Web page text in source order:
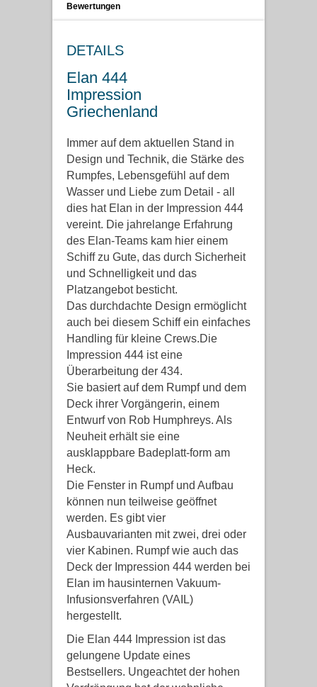
Bewertungen
DETAILS
Elan 444
Impression
Griechenland
Immer auf dem aktuellen Stand in
Design und Technik, die Stärke des
Rumpfes, Lebensgefühl auf dem
Wasser und Liebe zum Detail - all
dies hat Elan in der Impression 444
vereint. Die jahrelange Erfahrung
des Elan-Teams kam hier einem
Schiff zu Gute, das durch Sicherheit
und Schnelligkeit und das
Platzangebot besticht.
Das durchdachte Design ermöglicht
auch bei diesem Schiff ein einfaches
Handling für kleine Crews.Die
Impression 444 ist eine
Überarbeitung der 434.
Sie basiert auf dem Rumpf und dem
Deck ihrer Vorgängerin, einem
Entwurf von Rob Humphreys. Als
Neuheit erhält sie eine
ausklappbare Badeplatt-form am
Heck.
Die Fenster in Rumpf und Aufbau
können nun teilweise geöffnet
werden. Es gibt vier
Ausbauvarianten mit zwei, drei oder
vier Kabinen. Rumpf wie auch das
Deck der Impression 444 werden bei
Elan im hausinternen Vakuum-
Infusionsverfahren (VAIL)
hergestellt.
Die Elan 444 Impression ist das
gelungene Update eines
Bestsellers. Ungeachtet der hohen